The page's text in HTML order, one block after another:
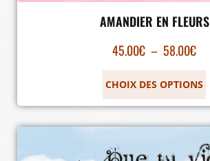
AMANDIER EN FLEURS
45.00€ – 58.00€
CHOIX DES OPTIONS